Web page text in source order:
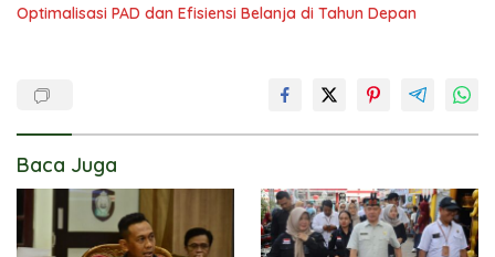
Optimalisasi PAD dan Efisiensi Belanja di Tahun Depan
Baca Juga